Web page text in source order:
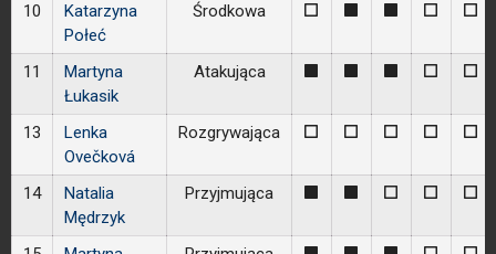
10
Katarzyna
Połeć
Środkowa 0 0 0
11
Martyna
Łukasik
Atakująca 0 0
13
Lenka
Ovečková
Rozgrywająca 0 0 0 0 0
14
Natalia
Mędrzyk
Przyjmująca 0 0 0